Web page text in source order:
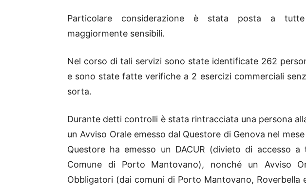
Particolare considerazione è stata posta a
maggiormente sensibili.
Nel corso di tali servizi sono state identificate 262
e sono state fatte verifiche a 2 esercizi commerciali
sorta.
Durante detti controlli è stata rintracciata una persona
un Avviso Orale emesso dal Questore di Genova nel
Questore ha emesso un DACUR (divieto di accesso
Comune di Porto Mantovano), nonché un Avviso
Obbligatori (dai comuni di Porto Mantovano, Roverbella